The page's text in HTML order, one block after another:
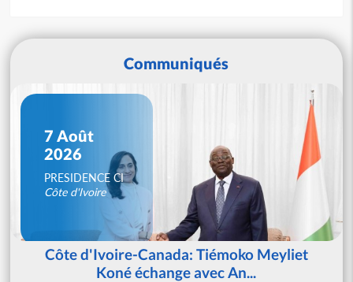
Communiqués
7 Août
2026
PRESIDENCE CI
Côte d'Ivoire
Côte d'Ivoire-Canada: Tiémoko Meyliet
Koné échange avec An...